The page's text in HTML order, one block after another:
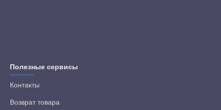
Полезные сервисы
Контакты
Возврат товара